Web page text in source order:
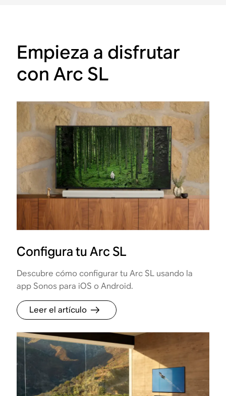
Empieza a disfrutar
con Arc SL
Configura tu Arc SL
Descubre cómo configurar tu Arc SL usando la
app Sonos para iOS o Android.
Leer el artículo